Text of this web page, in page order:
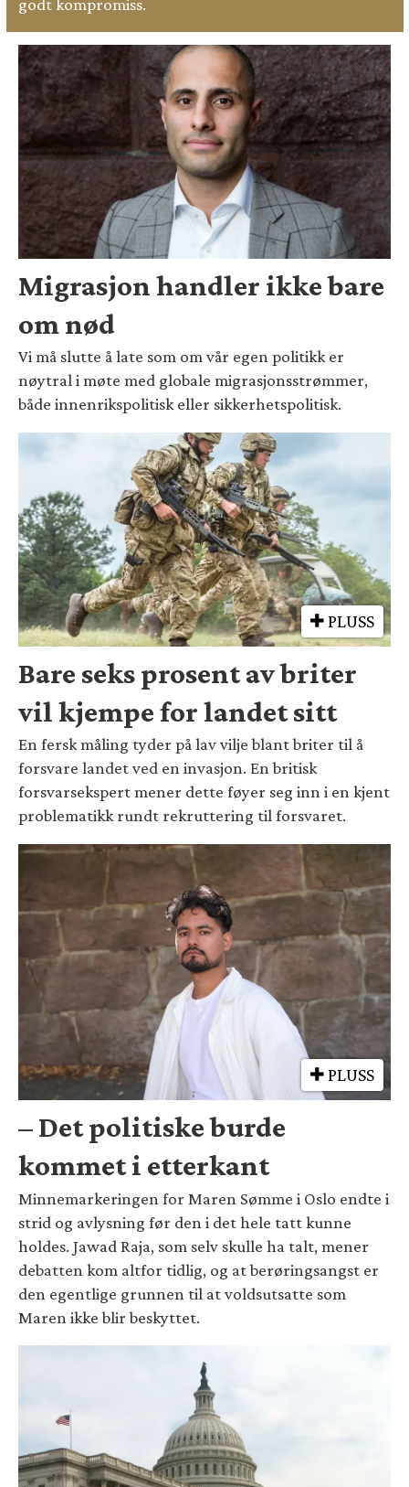
Migrasjon handler ikke bare
om nød
Vi må slutte å late som om vår egen politikk er
nøytral i møte med globale migrasjonsstrømmer,
både innenrikspolitisk eller sikkerhetspolitisk.
PLUSS
Bare seks prosent av briter
vil kjempe for landet sitt
En fersk måling tyder på lav vilje blant briter til å
forsvare landet ved en invasjon. En britisk
forsvarsekspert mener dette føyer seg inn i en kjent
problematikk rundt rekruttering til forsvaret.
PLUSS
– Det politiske burde
kommet i etterkant
Minnemarkeringen for Maren Sømme i Oslo endte i
strid og avlysning før den i det hele tatt kunne
holdes. Jawad Raja, som selv skulle ha talt, mener
debatten kom altfor tidlig, og at berøringsangst er
den egentlige grunnen til at voldsutsatte som
Maren ikke blir beskyttet.